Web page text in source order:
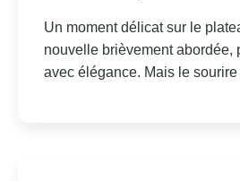
Un moment délicat sur le
nouvelle brièvement abordée,
avec élégance. Mais le